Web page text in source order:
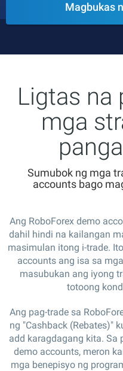
Magbukas
Ligtas na
mga
Sumubok ng mga
accounts bago
Ang RoboForex demo
dahil hindi na kailangan
masimulan itong i-trade.
accounts ang isa sa
masubukan ang iyong
totoong
Ang pag-trade sa
ng "Cashback (Rebates)"
add karagdagang kita. Sa
demo accounts, meron
mga benepisyo ng